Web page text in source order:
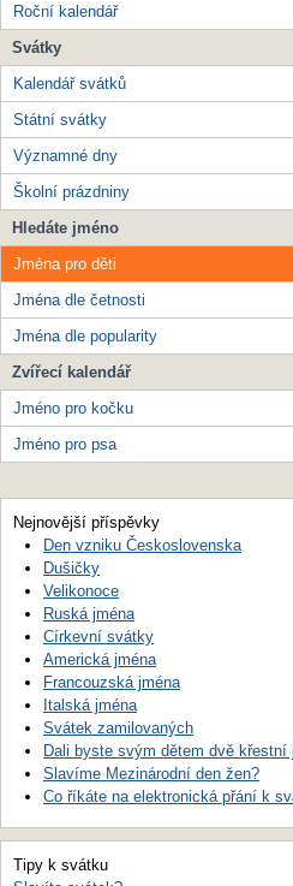
Roční kalendář
Svátky
Kalendář svátků
Státní svátky
Významné dny
Školní prázdniny
Hledáte jméno
Jména pro děti
Jména dle četnosti
Jména dle popularity
Zvířecí kalendář
Jméno pro kočku
Jméno pro psa
Nejnovější příspěvky
Den vzniku Československa
Dušičky
Velikonoce
Ruská jména
Církevní svátky
Americká jména
Francouzská jména
Italská jména
Svátek zamilovaných
Dali byste svým dětem dvě křestní
Slavíme Mezinárodní den žen?
Co říkáte na elektronická přání k
Tipy k svátku